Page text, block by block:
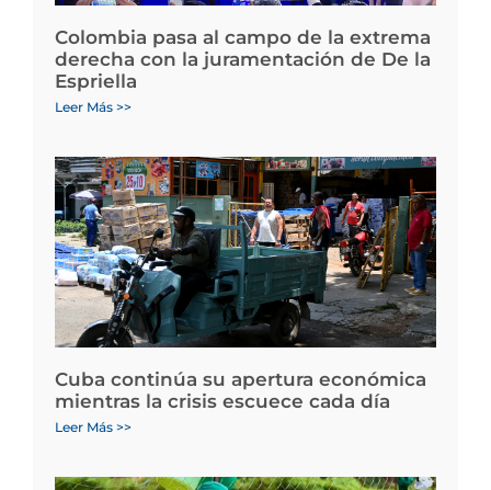
Colombia pasa al campo de la extrema
derecha con la juramentación de De la
Espriella
Leer Más >>
Cuba continúa su apertura económica
mientras la crisis escuece cada día
Leer Más >>